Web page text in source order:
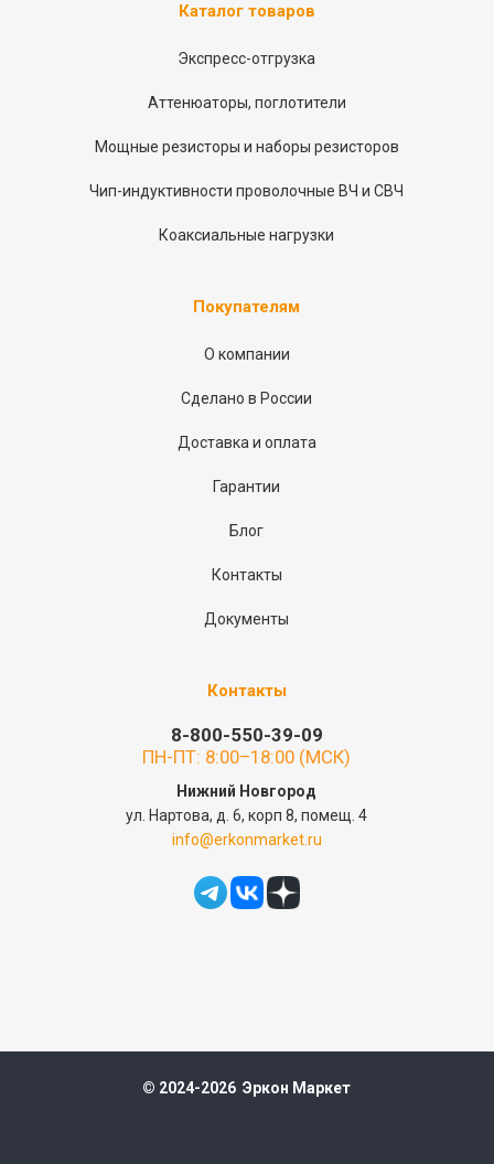
Каталог товаров
Экспресс-отгрузка
Аттенюаторы, поглотители
Мощные резисторы и наборы резисторов
Чип-индуктивности проволочные ВЧ и СВЧ
Коаксиальные нагрузки
Покупателям
О компании
Сделано в России
Доставка и оплата
Гарантии
Блог
Контакты
Документы
Контакты
8-800-550-39-09
ПН-ПТ: 8:00–18:00 (МСК)
Нижний Новгород
ул. Нартова, д. 6, корп 8, помещ. 4
info@erkonmarket.ru
© 2024-2026 Эркон Маркет